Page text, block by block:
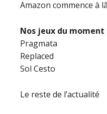
Amazon commence à
Nos jeux du moment
Pragmata
Replaced
Sol Cesto
Le reste de l’actualité